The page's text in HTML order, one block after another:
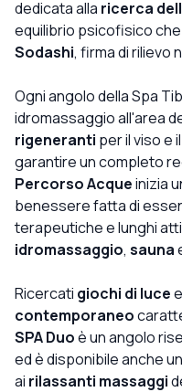
dedicata alla ricerca
equilibrio psicofisico
Sodashi, firma di rilievo
Ogni angolo della Spa
idromassaggio all'area
rigeneranti per il viso e
garantire un completo
Percorso Acqueinizia
benessere fatta di
terapeutiche e lunghi
idromassaggio, sauna
Ricercati giochi di luce
contemporaneo
SPA Duoè un angolo
ed è disponibile anche
ai rilassanti massaggi